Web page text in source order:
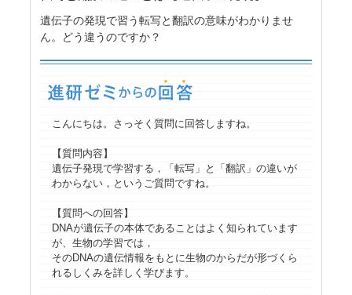
遺伝子の発現で習う転写と翻訳の意味がわかりませ
ん。どう違うのですか？
こんにちは。さっそく質問に回答しますね。
【質問内容】
遺伝子発現で学習する，「転写」と「翻訳」の違いが
わからない，というご質問ですね。
【質問への回答】
DNAが遺伝子の本体であることはよく知られています
が、生物の学習では，
そのDNAの遺伝情報をもとに生物のからだが形づくら
れるしくみを詳しく学びます。